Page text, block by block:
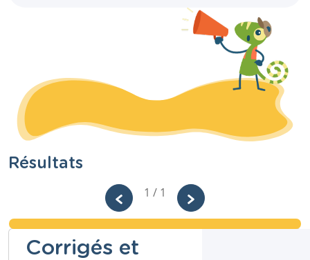
Résultats
1 / 1
Corrigés et